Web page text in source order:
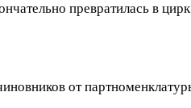
превратилась в
от